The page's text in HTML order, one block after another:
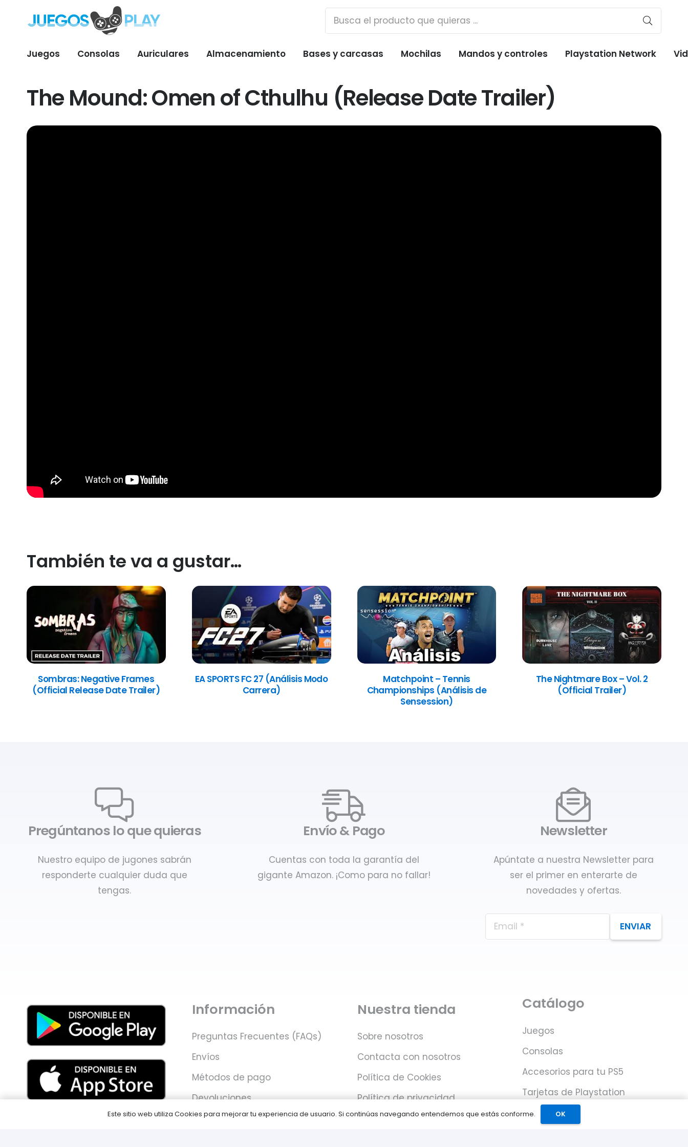
Juegos Consolas Auriculares Almacenamiento Bases y carcasas Mochilas Mandos y controles Playstation Network
The Mound: Omen of Cthulhu (Release Date Trailer)
También te va a gustar…
Sombras: Negative Frames
(Official Release Date Trailer)
EA SPORTS FC 27 (Análisis Modo
Carrera)
Matchpoint – Tennis
Championships (Análisis de
Sensession)
The Nightmare Box – Vol. 2
(Official Trailer)
Pregúntanos lo que quieras
Nuestro equipo de jugones sabrán
responderte cualquier duda que
tengas.
Envío & Pago
Cuentas con toda la garantía del
gigante Amazon. ¡Como para no fallar!
Newsletter
Apúntate a nuestra Newsletter para
ser el primer en enterarte de
novedades y ofertas.
ENVIAR
Información
Preguntas Frecuentes (FAQs)
Envíos
Métodos de pago
Devoluciones
Nuestra tienda
Sobre nosotros
Contacta con nosotros
Política de Cookies
Política de privacidad
Catálogo
Juegos
Consolas
Accesorios para tu PS5
Tarjetas de Playstation
Network
Este sitio web utiliza Cookies para mejorar tu experiencia de usuario. Si continúas navegando entendemos que estás conforme. OK